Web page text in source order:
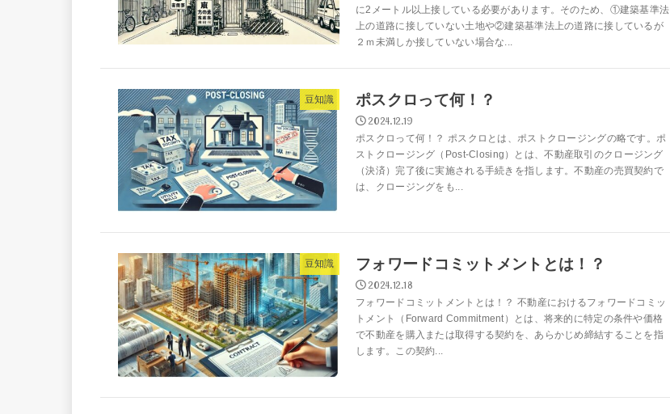
に2メートル以上接している必要があります。そのため、①建築基準法
上の道路に接していない土地や②建築基準法上の道路に接しているが
２ｍ未満しか接していない場合な...
豆知識 ポスクロって何！？
2024.12.19
ポスクロって何！？ ポスクロとは、ポストクロージングの略です。ポ
ストクロージング（Post-Closing）とは、不動産取引のクロージング
（決済）完了後に実施される手続きを指します。不動産の売買契約で
は、クロージングをも...
豆知識 フォワードコミットメントとは！？
2024.12.18
フォワードコミットメントとは！？ 不動産におけるフォワードコミッ
トメント（Forward Commitment）とは、将来的に特定の条件や価格
で不動産を購入または取得する契約を、あらかじめ締結することを指
します。この契約...